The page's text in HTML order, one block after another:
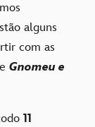
alguns
com as
e Gnomeu e
11